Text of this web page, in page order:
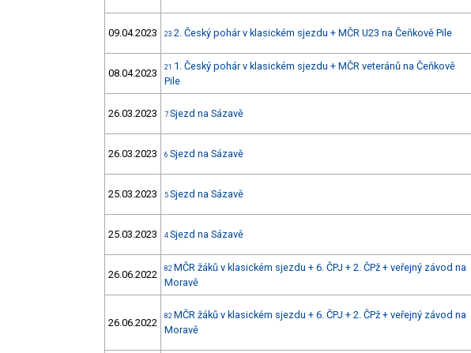
09.04.2023 23 2. Český pohár v klasickém sjezdu + MČR U23 na Čeňkově Pile
08.04.2023 21 1. Český pohár v klasickém sjezdu + MČR veteránů na Čeňkově
Pile
26.03.2023 7 Sjezd na Sázavě
26.03.2023 6 Sjezd na Sázavě
25.03.2023 5 Sjezd na Sázavě
25.03.2023 4 Sjezd na Sázavě
26.06.2022 82 MČR žáků v klasickém sjezdu + 6. ČPJ + 2. ČPž + veřejný závod na
Moravě
26.06.2022
82 MČR žáků v klasickém sjezdu + 6. ČPJ + 2. ČPž + veřejný závod na
Moravě